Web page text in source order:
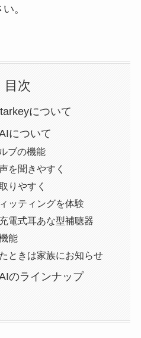
。
目次
について
について
ブの機能
を聞きやすく
りやすく
ッティングを体験
電式耳あな型補聴器
能
ときは家族にお知らせ
のラインナップ